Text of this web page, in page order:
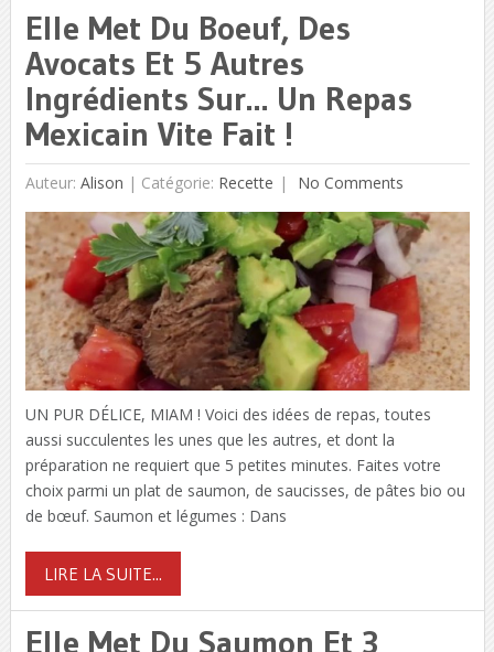
Elle Met Du Boeuf, Des
Avocats Et 5 Autres
Ingrédients Sur… Un Repas
Mexicain Vite Fait !
Auteur: Alison | Catégorie: Recette No Comments
UN PUR DÉLICE, MIAM ! Voici des idées de repas, toutes
aussi succulentes les unes que les autres, et dont la
préparation ne requiert que 5 petites minutes. Faites votre
choix parmi un plat de saumon, de saucisses, de pâtes bio ou
de bœuf. Saumon et légumes : Dans
LIRE LA SUITE...
Elle Met Du Saumon Et 3